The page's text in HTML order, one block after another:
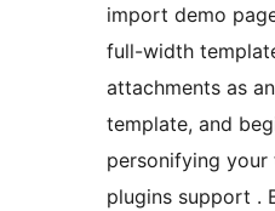
import demo
full-width
attachments as
template, and
personifying your
plugins support .